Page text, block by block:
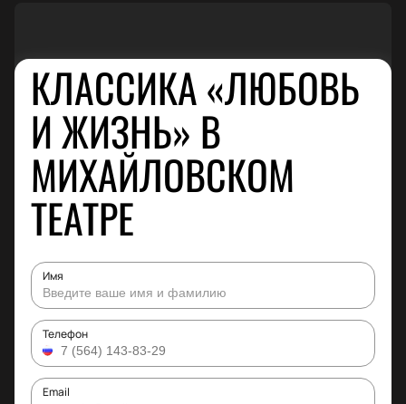
КЛАССИКА «ЛЮБОВЬ
И ЖИЗНЬ» В
МИХАЙЛОВСКОМ
ТЕАТРЕ
Имя
Телефон
Email